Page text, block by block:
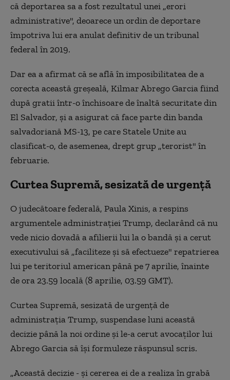
că deportarea sa a fost rezultatul unei „erori
administrative", deoarece un ordin de deportare
împotriva lui era anulat definitiv de un tribunal
federal în 2019.
Dar ea a afirmat că se află în imposibilitatea de a
corecta această greşeală, Kilmar Abrego Garcia fiind
după gratii într-o închisoare de înaltă securitate din
El Salvador, şi a asigurat că face parte din banda
salvadoriană MS-13, pe care Statele Unite au
clasificat-o, de asemenea, drept grup „terorist" în
februarie.
Curtea Supremă, sesizată de urgenţă
O judecătoare federală, Paula Xinis, a respins
argumentele administraţiei Trump, declarând că nu
vede nicio dovadă a afilierii lui la o bandă şi a cerut
executivului să „faciliteze şi să efectueze" repatrierea
lui pe teritoriul american până pe 7 aprilie, înainte
de ora 23.59 locală (8 aprilie, 03.59 GMT).
Curtea Supremă, sesizată de urgenţă de
administraţia Trump, suspendase luni această
decizie până la noi ordine şi le-a cerut avocaţilor lui
Abrego Garcia să îşi formuleze răspunsul scris.
„Această decizie - şi cererea ei de a realiza în grabă